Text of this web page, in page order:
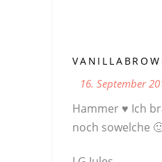
16. September
Hammer ♥ Ich
noch sowelche